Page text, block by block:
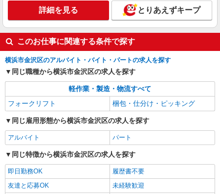
ゲーム等の包装・仕分け
時給1,800円以上（深夜手当含む）＋交通費全
額支給 ◆月収例 316,800円 （夜勤シフト 21時〜
翌6時 週5日勤務の場合） 時給1,800円×8h×22日勤
務
横浜市金沢区 ★上記以外にも神奈川県内（横
キープ
LAPI-Staff株式会社 本社/軽作業窓口
NEW
アニメグッズやお菓子等の仕分け、梱包
時給1,800円以上（深夜手当含む）＋交通費全
翌6時 週5日勤務の場合） 時給1,800円×8h×22日勤
務
横浜市金沢区 ★上記以外にも神奈川県内（横
浜・川崎・相模原など）に多数派遣先有
キープ 詳細を見る
詳細を見る とりあえずキープ
このお仕事に関連する条件で探す
横浜市金沢区のアルバイト・バイト・パートの求人を探す
同じ職種から横浜市金沢区の求人を探す
軽作業・製造・物流すべて
フォークリフト
梱包・仕分け・ピッキング
同じ雇用形態から横浜市金沢区の求人を探す
アルバイト パート
同じ特徴から横浜市金沢区の求人を探す
即日勤務OK
履歴書不要
友達と応募OK
未経験歓迎